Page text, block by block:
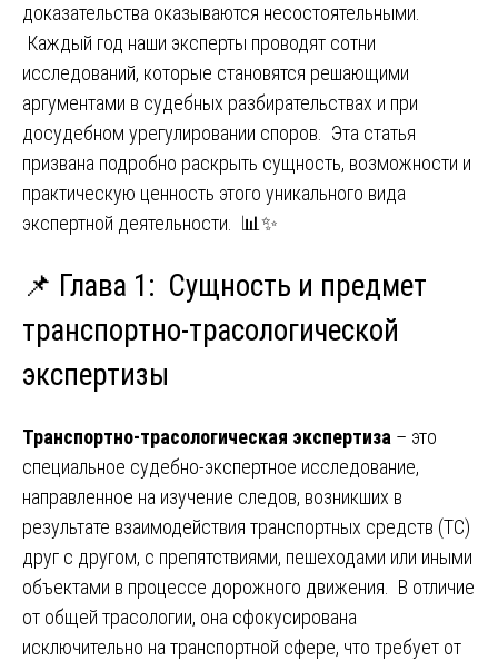
доказательства оказываются несостоятельными.
Каждый год наши эксперты проводят сотни
исследований, которые становятся решающими
аргументами в судебных разбирательствах и при
досудебном урегулировании споров. Эта статья
призвана подробно раскрыть сущность, возможности и
практическую ценность этого уникального вида
экспертной деятельности. 📊✨
📌 Глава 1: Сущность и предмет
транспортно-трасологической
экспертизы
Транспортно-трасологическая экспертиза – это
специальное судебно-экспертное исследование,
направленное на изучение следов, возникших в
результате взаимодействия транспортных средств (ТС)
друг с другом, с препятствиями, пешеходами или иными
объектами в процессе дорожного движения. В отличие
от общей трасологии, она сфокусирована
исключительно на транспортной сфере, что требует от